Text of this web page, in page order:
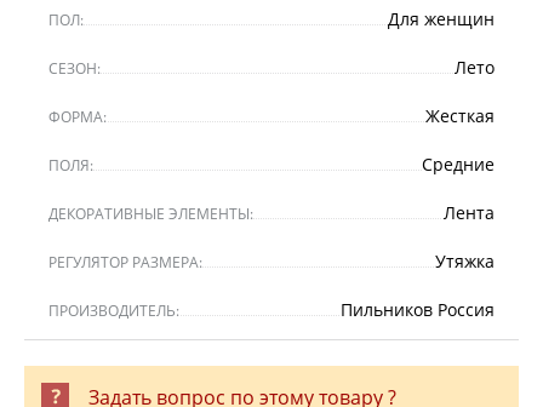
ПОЛ: Для женщин
СЕЗОН: Лето
ФОРМА: Жесткая
ПОЛЯ: Средние
ДЕКОРАТИВНЫЕ ЭЛЕМЕНТЫ: Лента
РЕГУЛЯТОР РАЗМЕРА: Утяжка
ПРОИЗВОДИТЕЛЬ: Пильников Россия
Задать вопрос по этому товару ?